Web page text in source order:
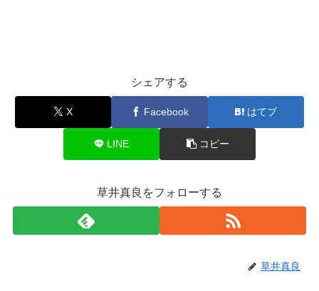
シェアする
X Facebook はてブ
LINE コピー
草井真良をフォローする
草井真良